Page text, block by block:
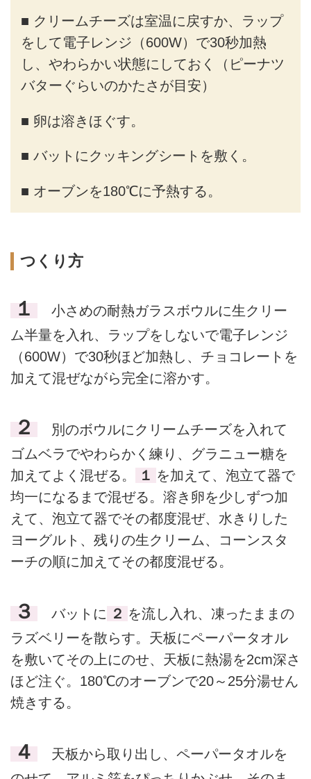
■ クリームチーズは室温に戻すか、ラップ
をして電子レンジ（600W）で30秒加熱
し、やわらかい状態にしておく（ピーナツ
バターぐらいのかたさが目安）
■ 卵は溶きほぐす。
■ バットにクッキングシートを敷く。
■ オーブンを180℃に予熱する。
つくり方
１
小さめの耐熱ガラスボウルに生クリー
ム半量を入れ、ラップをしないで電子レンジ
（600W）で30秒ほど加熱し、チョコレートを
加えて混ぜながら完全に溶かす。
２
別のボウルにクリームチーズを入れて
ゴムベラでやわらかく練り、グラニュー糖を
加えてよく混ぜる。
１ を加えて、泡立て器で
均一になるまで混ぜる。溶き卵を少しずつ加
えて、泡立て器でその都度混ぜ、水きりした
ヨーグルト、残りの生クリーム、コーンスタ
ーチの順に加えてその都度混ぜる。
３ バットに ２ を流し入れ、凍ったままの
ラズベリーを散らす。天板にペーパータオル
を敷いてその上にのせ、天板に熱湯を2cm深さ
ほど注ぐ。180℃のオーブンで20～25分湯せん
焼きする。
４
天板から取り出し、ペーパータオルを